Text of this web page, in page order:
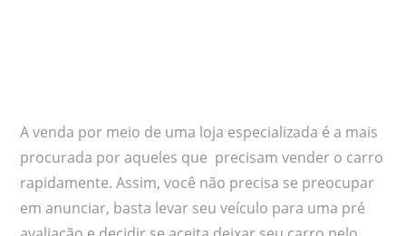
A venda por meio de uma loja especializada é a mais
procurada por aqueles que precisam vender o carro
rapidamente. Assim, você não precisa se preocupar
em anunciar, basta levar seu veículo para uma pré